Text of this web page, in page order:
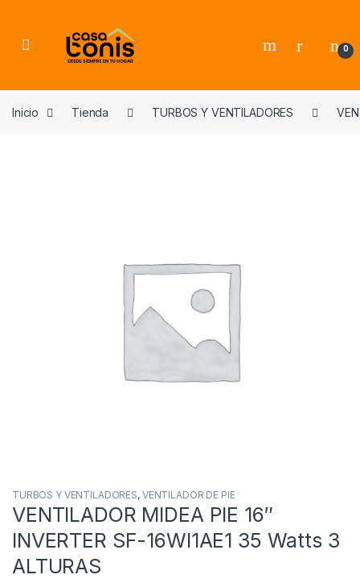
0
Inicio Tienda TURBOS Y VENTILADORES
TURBOS Y VENTILADORES, VENTILADOR DE PIE
VENTILADOR MIDEA PIE 16″
INVERTER SF-16WI1AE1 35 Watts 3
ALTURAS